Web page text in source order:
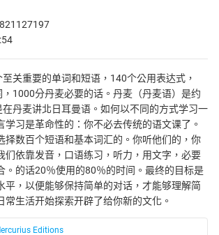
关重要的单词和短语，140个公用表达式，
1000分丹麦必要的话。丹麦（丹麦语）是约
丹麦讲北日耳曼语。如何以不同的方式学习一
学习是革命性的：你不必去传统的语文课了。
择数百个短语和基本词汇的。你听他们的，你
们依靠发音，口语练习，听力，用文字，必要
。的话20％使用的80％的时间。最终的目标是
平，以便能够保持简单的对话，才能够理解简
常生活开始探索开辟了给你新的文化。
Editions